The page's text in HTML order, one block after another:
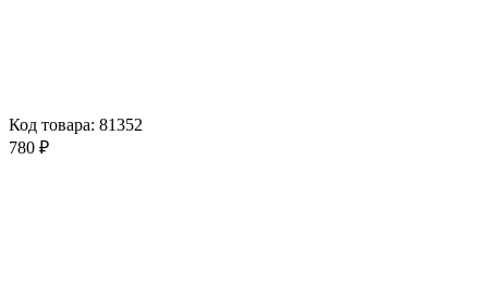
Код товара: 81352
780 ₽